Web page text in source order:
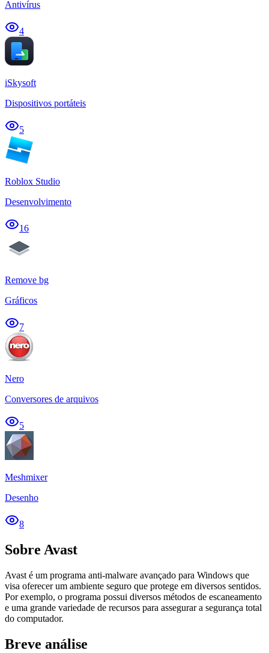
Antivírus
4
iSkysoft
Dispositivos portáteis
5
Roblox Studio
Desenvolvimento
16
Remove bg
Gráficos
7
Nero
Conversores de arquivos
5
Meshmixer
Desenho
8
Sobre Avast
Avast é um programa anti-malware avançado para Windows que
visa oferecer um ambiente seguro que protege em diversos sentidos.
Por exemplo, o programa possui diversos métodos de escaneamento
e uma grande variedade de recursos para assegurar a segurança total
do computador.
Breve análise